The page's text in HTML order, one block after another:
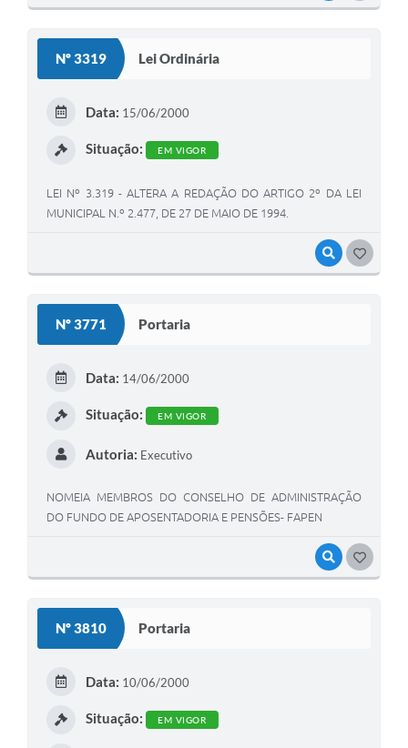
Nº 3319 Lei Ordinária
VISUALIZAR
Data: 15/06/2000
Situação: EM VIGOR
LEI Nº 3.319 - ALTERA A REDAÇÃO DO ARTIGO 2º DA LEI
MUNICIPAL N.º 2.477, DE 27 DE MAIO DE 1994.
Nº 3771 Portaria
VISUALIZAR
Data: 14/06/2000
Situação: EM VIGOR
Autoria: Executivo
NOMEIA MEMBROS DO CONSELHO DE ADMINISTRAÇÃO
DO FUNDO DE APOSENTADORIA E PENSÕES- FAPEN
Nº 3810 Portaria
Data: 10/06/2000
Situação: EM VIGOR